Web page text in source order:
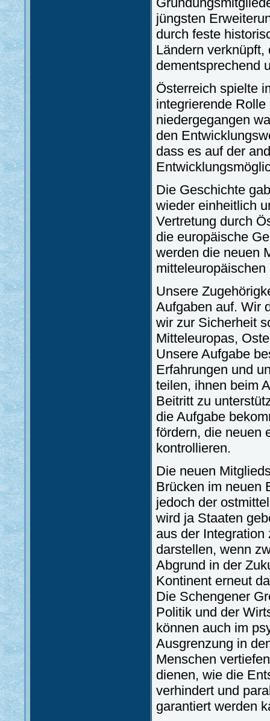
jüngsten
durch feste
Ländern
dementsprechend
Österreich spielte
integrierende
niedergegangen
den
dass es auf der
Die Geschichte
wieder einheitlich
Vertretung durch
die europäische
werden die neuen
Unsere
Aufgaben auf. Wir
wir zur Sicherheit
Mitteleuropas,
Unsere Aufgabe
Erfahrungen und
teilen, ihnen beim
Beitritt zu
die Aufgabe
fördern, die neuen
kontrollieren.
Die neuen
Brücken im neuen
jedoch der
wird ja Staaten
aus der
darstellen, wenn
Abgrund in der
Kontinent erneut
Die Schengener
Politik und der
können auch im
Ausgrenzung in
Menschen
dienen, wie die
verhindert und
garantiert werden